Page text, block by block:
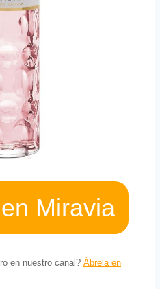
Miravia
en nuestro canal? Ábrela en